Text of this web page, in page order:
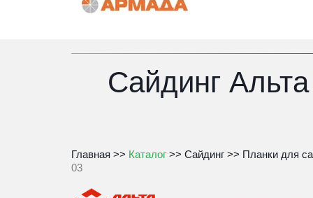
Сайдинг
Главная >> Каталог >> Сайдинг >> Планки для
03